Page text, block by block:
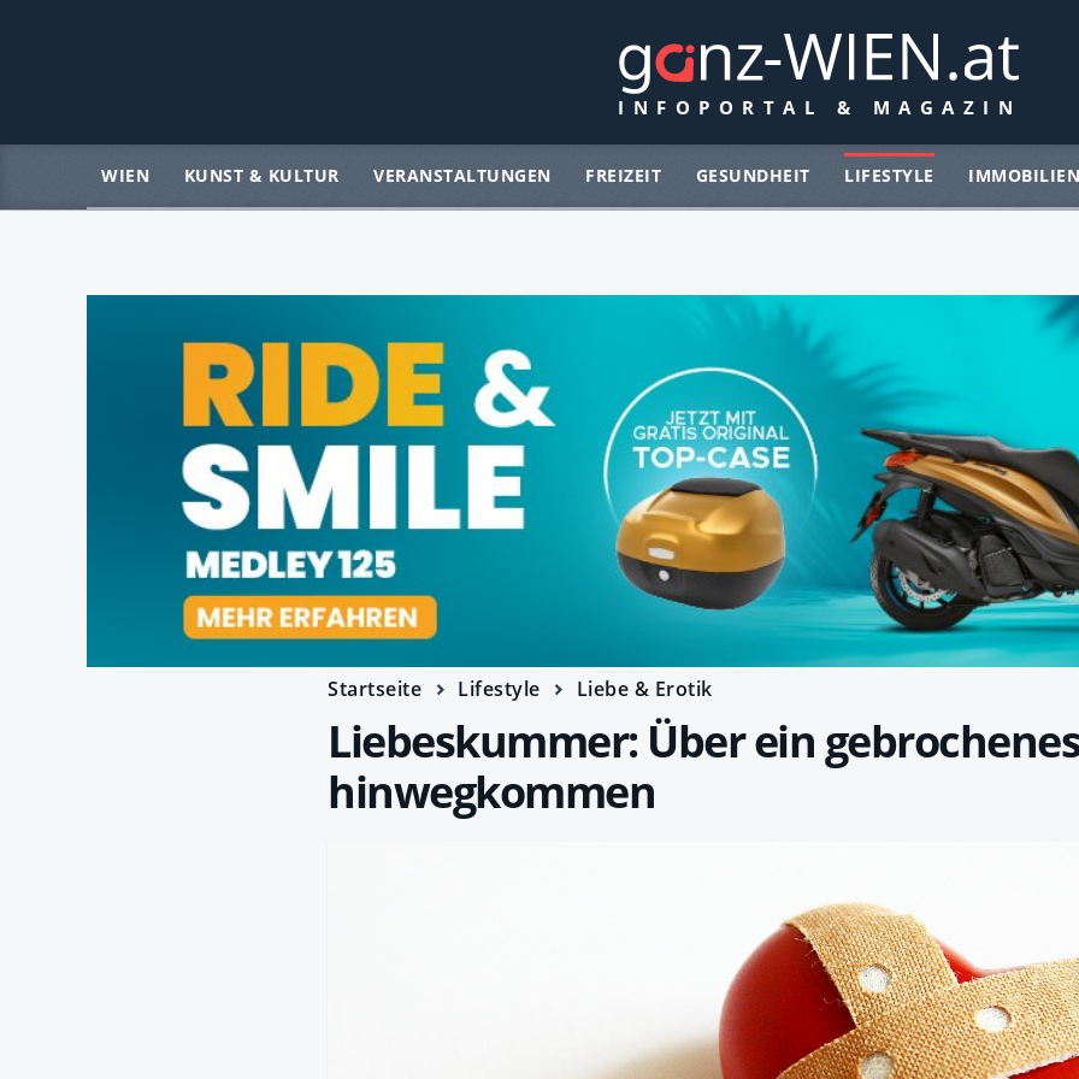
WIEN KUNST & KULTUR VERANSTALTUNGEN FREIZEIT GESUNDHEIT LIFESTYLE
Startseite Lifestyle Liebe & Erotik
Liebeskummer: Über ein
hinwegkommen